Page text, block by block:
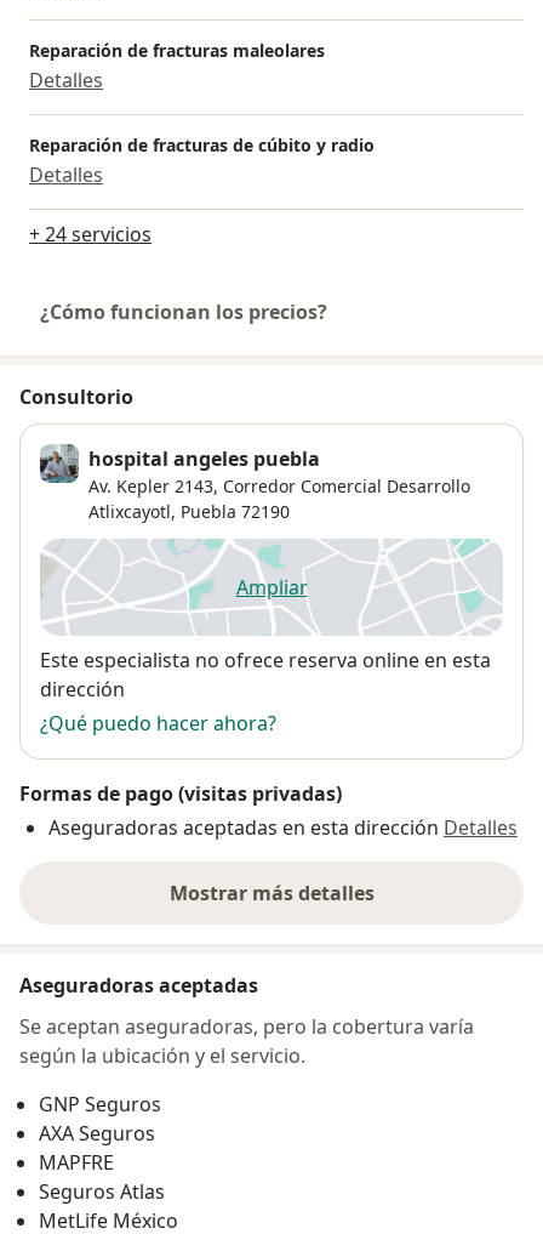
Reparación de fracturas maleolares
Detalles
Reparación de fracturas de cúbito y radio
Detalles
+ 24 servicios
¿Cómo funcionan los precios?
Consultorio
hospital angeles puebla
Av. Kepler 2143, Corredor Comercial Desarrollo
Atlixcayotl, Puebla 72190
Ampliarse abre en una nueva
Disponibilidad
Este especialista no ofrece reserva online en esta
dirección
¿Qué puedo hacer ahora?
Formas de pago (visitas privadas)
Aseguradoras aceptadas en esta dirección Detalles
Mostrar más detalles
sobre la dirección
Aseguradoras aceptadas
Se aceptan aseguradoras, pero la cobertura varía
según la ubicación y el servicio.
GNP Seguros
AXA Seguros
MAPFRE
Seguros Atlas
MetLife México